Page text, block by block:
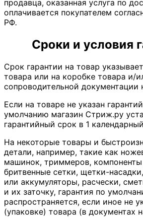
продавца, оказанная услуга по
оплачивается покупателем
РФ.
Сроки и условия
Срок гарантии на товар
товара или на коробке товара и/
сопроводительной документации
Если на товаре не указан
умолчанию магазин Стриж.ру
гарантийный срок в 1
На некоторые товары и
детали, например, такие как
машинок, триммеров,
бритвенные сетки, щетки-
или аккумуляторы, расчески,
и их заточку, гарантия по
распространяется, если иное не
(упаковке) товара (в документах